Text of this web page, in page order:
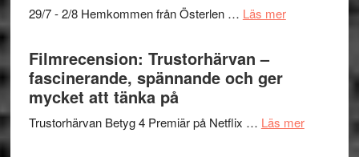
en
hjärtevarm
29/7 - 2/8 Hemkommen från Österlen … Läs merom
–
Filmrecension: Trustorhärvan –
fascinerande, spännande och ger
mycket att tänka på
Trustorhärvan Betyg 4 Premiär på Netflix … Läs merom